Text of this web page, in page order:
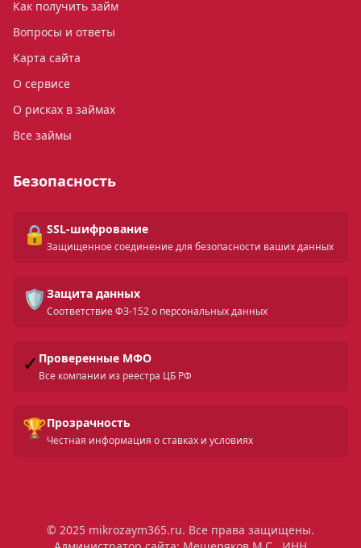
Как получить займ
Вопросы и ответы
Карта сайта
О сервисе
О рисках в займах
Все займы
Безопасность
🔒 SSL-шифрование
Защищенное соединение для безопасности ваших данных
🛡️ Защита данных
Соответствие ФЗ-152 о персональных данных
✓ Проверенные МФО
Все компании из реестра ЦБ РФ
🏆Прозрачность
Честная информация о ставках и условиях
© 2025 mikrozaym365.ru. Все права защищены.